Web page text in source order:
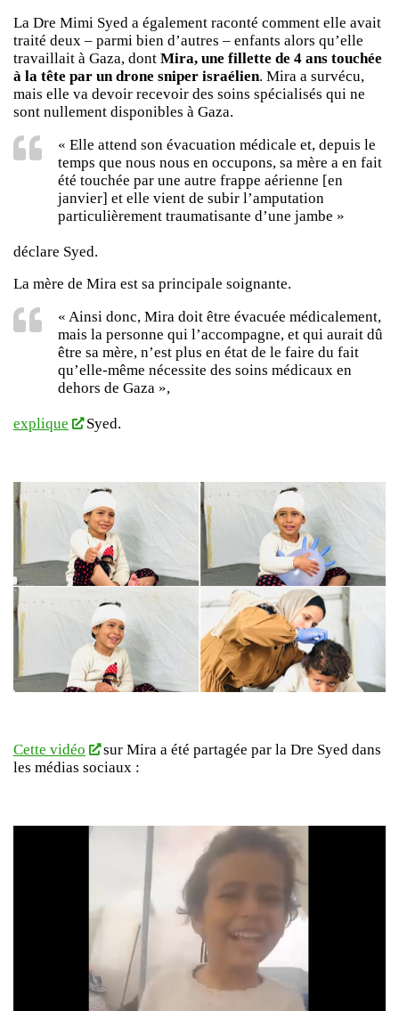
La Dre Mimi Syed a également raconté comment elle avait
traité deux – parmi bien d’autres – enfants alors qu’elle
travaillait à Gaza, dont Mira, une fillette de 4 ans touchée
à la tête par un drone sniper israélien. Mira a survécu,
mais elle va devoir recevoir des soins spécialisés qui ne
sont nullement disponibles à Gaza.
« Elle attend son évacuation médicale et, depuis le
temps que nous nous en occupons, sa mère a en fait
été touchée par une autre frappe aérienne [en
janvier] et elle vient de subir l’amputation
particulièrement traumatisante d’une jambe »
déclare Syed.
La mère de Mira est sa principale soignante.
« Ainsi donc, Mira doit être évacuée médicalement,
mais la personne qui l’accompagne, et qui aurait dû
être sa mère, n’est plus en état de le faire du fait
qu’elle-même nécessite des soins médicaux en
dehors de Gaza »,
explique Syed.
Cette vidéo
sur Mira a été partagée par la Dre Syed dans
les médias sociaux :